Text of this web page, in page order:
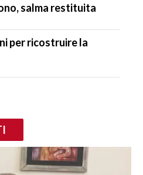
salma restituita
per ricostruire la